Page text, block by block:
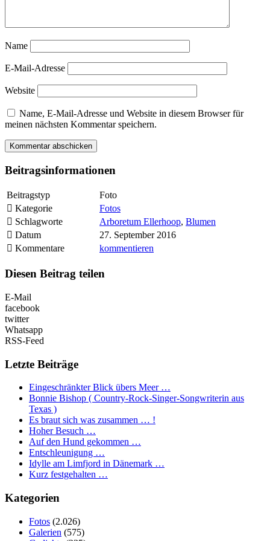
Name
E-Mail-Adresse
Website
Name, E-Mail-Adresse und Website in diesem Browser für
meinen nächsten Kommentar speichern.
Beitragsinformationen
Beitragstyp
Foto
Kategorie
Fotos
Schlagworte
Arboretum Ellerhoop, Blumen
Datum
27. September 2016
Kommentare
kommentieren
Diesen Beitrag teilen
E-Mail
facebook
twitter
Whatsapp
RSS-Feed
Letzte Beiträge
Eingeschränkter Blick übers Meer …
Bonnie Bishop ( Country-Rock-Singer-Songwriterin aus
Texas )
Es braut sich was zusammen … !
Hoher Besuch …
Auf den Hund gekommen …
Entschleunigung …
Idylle am Limfjord in Dänemark …
Kurz festgehalten …
Kategorien
Fotos (2.026)
Galerien (575)